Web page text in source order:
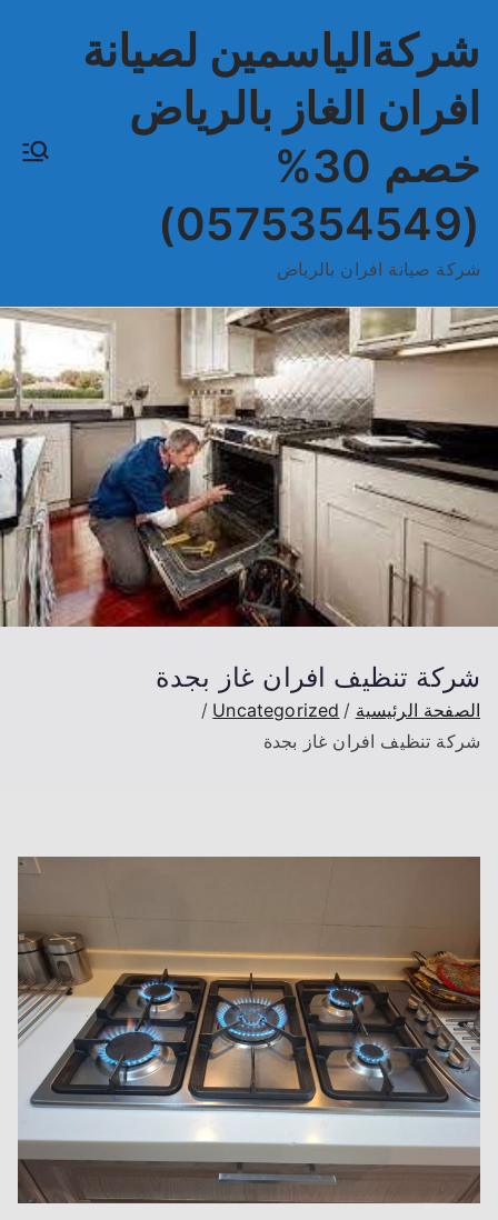
إلىشركةالياسمين لصيانة
افران الغاز بالرياض
خصم 30%
(0575354549)
شركة صيانة افران بالرياض
شركة تنظيف افران غاز بجدة
الصفحة الرئيسية
Uncategorized
شركة تنظيف افران غاز بجدة